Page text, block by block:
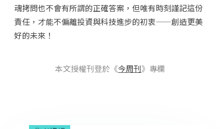
魂拷問也不會有所謂的正確答案，但唯有時刻謹記這份
責任，才能不偏離投資與科技進步的初衷——創造更美
好的未來！
本文授權刊登於《今周刊 》專欄